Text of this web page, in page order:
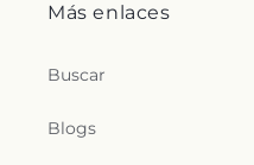
Más enlaces
Buscar
Blogs